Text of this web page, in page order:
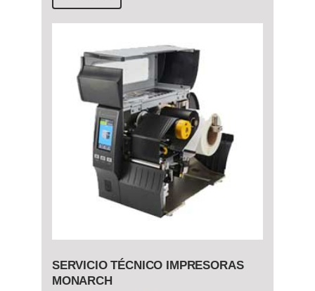
SERVICIO TÉCNICO IMPRESORAS
MONARCH